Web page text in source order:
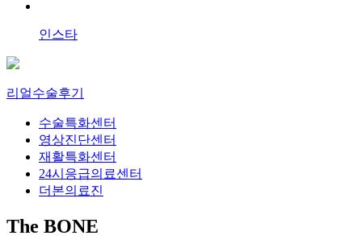
인스타
리얼수술후기
수술특화센터
영상진단센터
재활특화센터
24시응급의료센터
더본의료진
The BONE